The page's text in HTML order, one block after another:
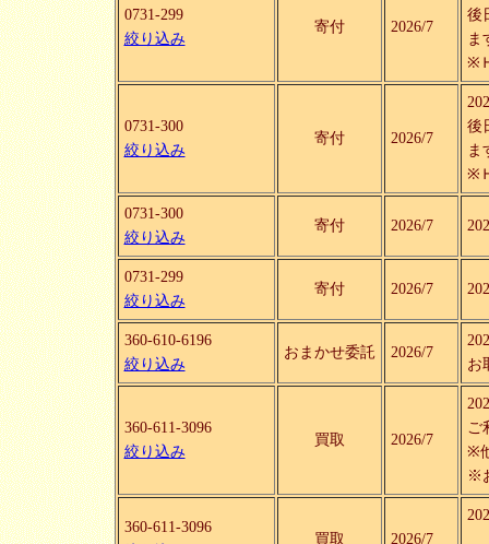
0731-299
絞り込み
寄付 2026/7
後
ま
※
0731-300
絞り込み
寄付 2026/7
後
ま
※
0731-300
絞り込み
寄付 2026/7
0731-299
絞り込み
寄付 2026/7
360-610-6196
絞り込み
おまかせ委託 2026/7
お
360-611-3096
絞り込み
買取 2026/7
ご
※
※
360-611-3096
買取 2026/7